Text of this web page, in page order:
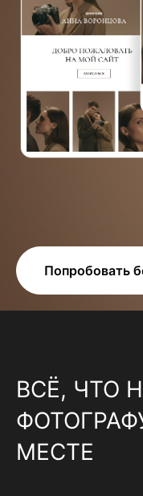
Попробовать
ВСЁ, ЧТО
МЕСТЕ